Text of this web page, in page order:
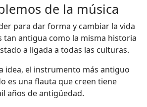
de la música
para dar forma y cambiar la vida
tan antigua como la misma historia
a ligada a todas las culturas.
idea, el instrumento más antiguo
es una flauta que creen tiene
años de antigüedad.